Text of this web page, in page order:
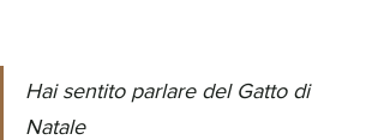
Hai sentito parlare del Gatto di
Natale